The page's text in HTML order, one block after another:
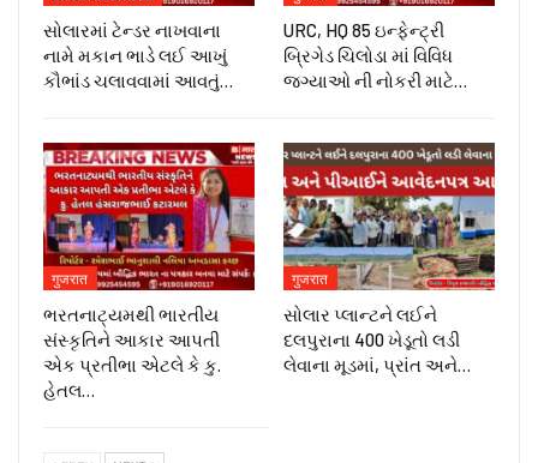
સોલારમાં ટેન્ડર નાખવાના
નામે મકાન ભાડે લઈ આખું
કૌભાંડ ચલાવવામાં આવતું…
URC, HQ 85 ઇન્ફેન્ટ્રી
બ્રિગેડ ચિલોડા માં વિવિધ
જગ્યાઓ ની નોકરી માટે…
गुजरात
ભરતનાટ્યમથી ભારતીય
સંસ્કૃતિને આકાર આપતી
એક પ્રતીભા એટલે કે‌ કુ.
હેતલ…
गुजरात
સોલાર પ્લાન્ટને લઈને
દલપુરાના 400 ખેડૂતો લડી
લેવાના મૂડમાં, પ્રાંત અને…